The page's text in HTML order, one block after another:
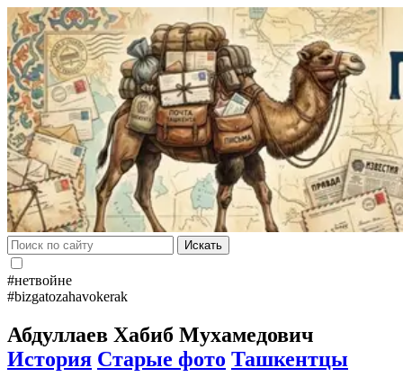
Искать
#нетвойне
#bizgatozahavokerak
Абдуллаев Хабиб Мухамедович
История Старые фото Ташкентцы